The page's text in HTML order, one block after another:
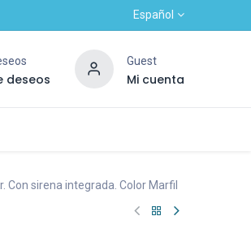
Español
deseos
Guest
Mi cuenta
Con sirena integrada. Color Marfil